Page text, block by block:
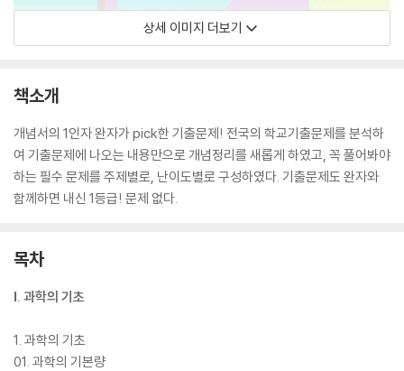
상세 이미지 더보기
책소개
개념서의 1인자 완자가 pick한 기출문제! 전국의 학교기출문제를 분석하
여 기출문제에 나오는 내용만으로 개념정리를 새롭게 하였고, 꼭 풀어봐야
하는 필수 문제를 주제별로, 난이도별로 구성하였다. 기출문제도 완자와
함께하면 내신 1등급! 문제 없다.
목차
Ⅰ. 과학의 기초
1. 과학의 기초
01. 과학의 기본량